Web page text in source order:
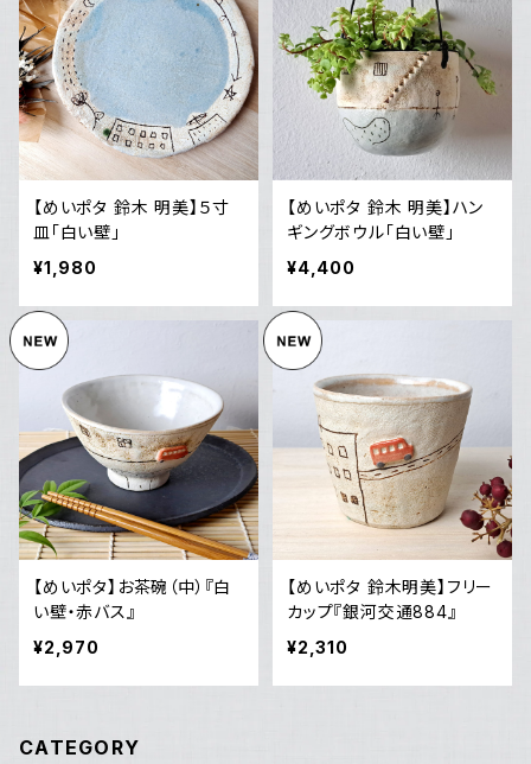
【めいポタ 鈴木 明美】５寸
皿「白い壁」
¥1,980
【めいポタ 鈴木 明美】ハン
ギングボウル「白い壁」
¥4,400
【めいポタ】お茶碗（中）『白
い壁・赤バス』
¥2,970
【めいポタ 鈴木明美】フリー
カップ『銀河交通884』
¥2,310
CATEGORY